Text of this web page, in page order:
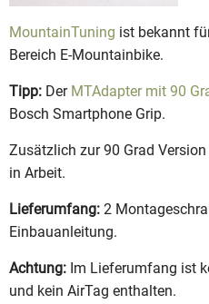
MountainTuning ist bekannt
Bereich E-Mountainbike.
Tipp: Der MTAdapter mit 90
Bosch Smartphone Grip.
Zusätzlich zur 90 Grad
in Arbeit.
Lieferumfang: 2
Einbauanleitung.
Achtung: Im Lieferumfang ist
und kein AirTag enthalten.